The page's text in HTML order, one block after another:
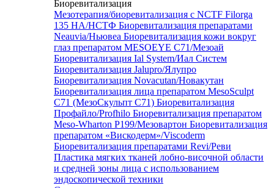
Биоревитализация
Мезотерапия/биоревитализация с NCTF Filorga
135 HA/НСТФ Биоревитализация препаратами
Neauvia/Ньювеа Биоревитализация кожи вокруг
глаз препаратом MESOEYE C71/Мезоай
Биоревитализация Ial System/Иал Систем
Биоревитализация Jalupro/Ялупро
Биоревитализация Novacutan/Новакутан
Биоревитализация лица препаратом MesoSculpt
C71 (МезоСкульпт С71) Биоревитализация
Профайло/Profhilo Биоревитализация препаратом
Meso-Wharton P199/Мезовартон Биоревитализация
препаратом «Вискодерм»/Viscoderm
Биоревитализация препаратами Revi/Реви
Пластика мягких тканей лобно-височной области
и средней зоны лица с использованием
эндоскопической техники